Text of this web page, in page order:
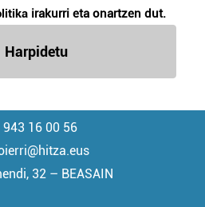
irakurri eta onartzen dut.
Harpidetu
943 16 00 56
32 – BEASAIN